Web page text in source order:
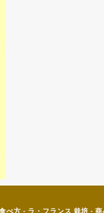
べ方 - ラ・フランス 栽培 - 商